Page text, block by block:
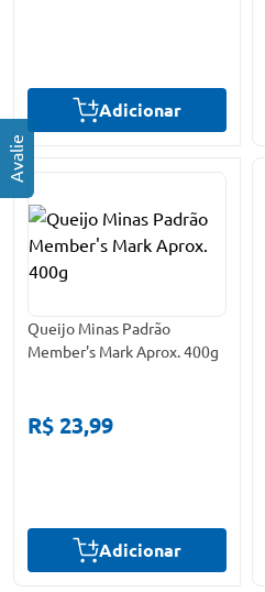
Adicionar
Queijo Minas Padrão
Member's Mark Aprox. 400g
R$ 23,99
Adicionar